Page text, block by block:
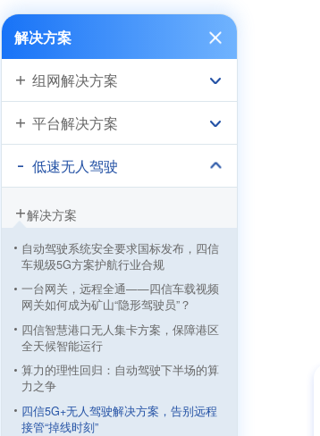
解决方案
组网解决方案
平台解决方案
低速无人驾驶
解决方案
自动驾驶系统安全要求国标发布，四信
车规级5G方案护航行业合规
一台网关，远程全通——四信车载视频
网关如何成为矿山“隐形驾驶员”？
四信智慧港口无人集卡方案，保障港区
全天候智能运行
算力的理性回归：自动驾驶下半场的算
力之争
四信5G+无人驾驶解决方案，告别远程
接管“掉线时刻”